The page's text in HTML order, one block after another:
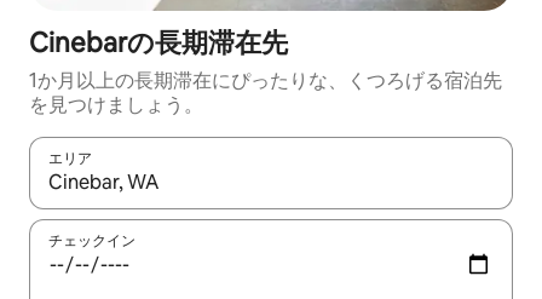
Cinebarの長期滞在先
1か月以上の長期滞在にぴったりな、くつろげる宿泊先
を見つけましょう。
エリア
検索結果が表示されたら、上下の矢印キーを使って移動するか
チェックイン